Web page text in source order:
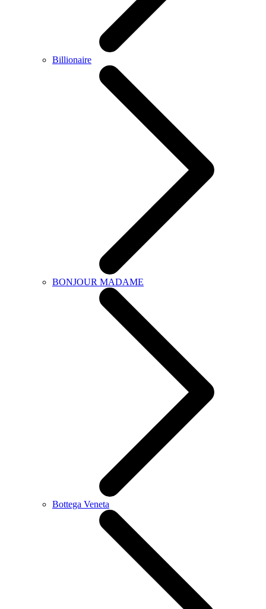
Billionaire
BONJOUR MADAME
Bottega Veneta